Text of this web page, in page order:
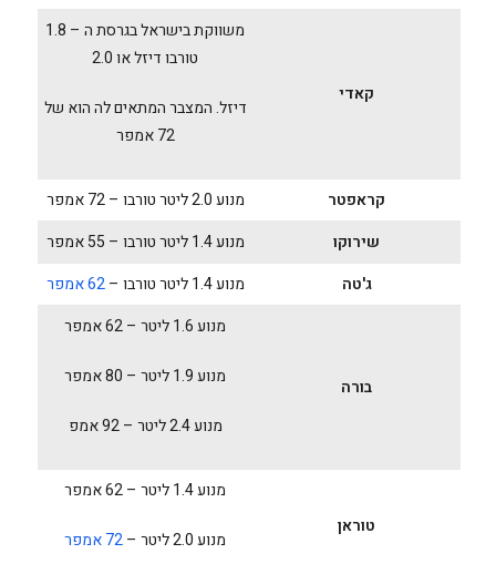
קאדי
משווקת בישראל בגרסת ה – 1.8
טורבו דיזל או 2.0
דיזל. המצבר המתאים לה הוא של
72 אמפר
קראפטר
מנוע 2.0 ליטר טורבו – 72 אמפר
שירוקו
מנוע 1.4 ליטר טורבו – 55 אמפר
ג'טה
מנוע 1.4 ליטר טורבו – 62 אמפר
בורה
מנוע 1.6 ליטר – 62 אמפר
מנוע 1.9 ליטר – 80 אמפר
מנוע 2.4 ליטר – 92 אמפ
טוראן
מנוע 1.4 ליטר – 62 אמפר
מנוע 2.0 ליטר – 72 אמפר